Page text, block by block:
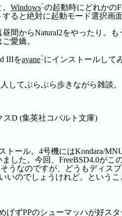
Windows*の起動時にどれかの
ると絶対に起動モード選択画
間からNatural2をやったり。
愛嬌。
IIIをayane*にインストールして
してぶらぶら歩きながら雑談。
D (集英社コバルト文庫)
トール。4号機にはKondara/
した。今回、FreeBSD4.0が
うなのですが、どうもディス
いのでしょうけれど。という
げずPPのシューマッハが好ス